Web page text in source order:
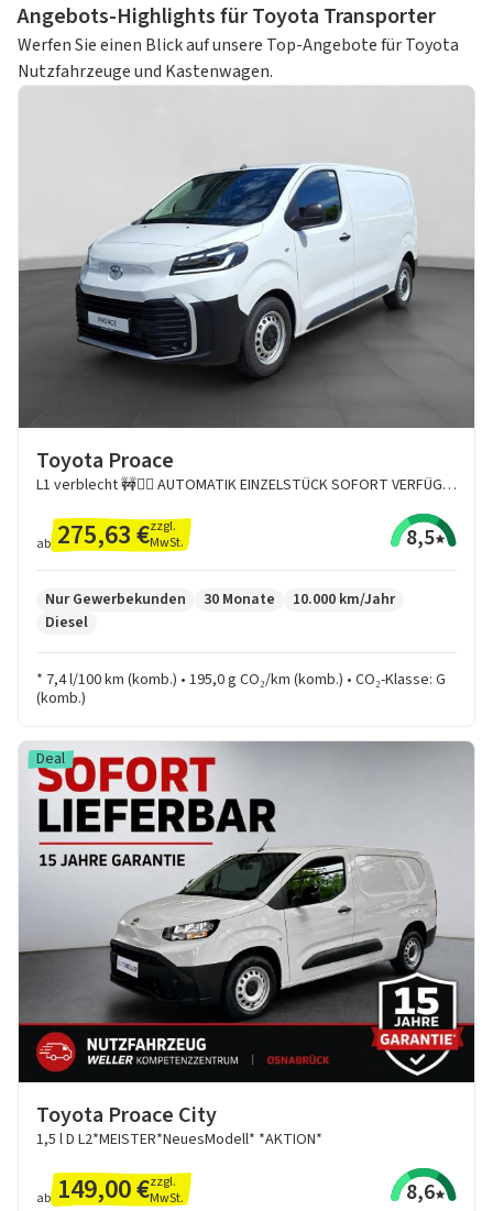
Angebots-Highlights für Toyota Transporter
Werfen Sie einen Blick auf unsere Top-Angebote für Toyota
Nutzfahrzeuge und Kastenwagen.
Toyota Proace
L1 verblecht 🚧👷‍♂️ AUTOMATIK EINZELSTÜCK SOFORT VERFÜGBAR 4-türig Meister 2,2L Diesel 8-Stufen-Auto
ab 275,63 €zzgl.
MwSt.
8,5
Nur Gewerbekunden 30 Monate
10.000 km/Jahr
Diesel
* 7,4 l/100 km (komb.) • 195,0 g CO₂/km (komb.) • CO₂-Klasse: G
(komb.)
Deal
Toyota Proace City
1,5 l D L2*MEISTER*NeuesModell* *AKTION*
ab 149,00 €zzgl.
MwSt.
8,6